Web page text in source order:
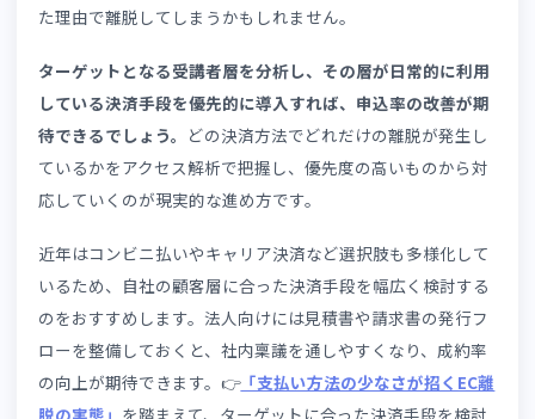
率が改善するケースは少なくありません。加えて、自動入
率を下げるうえで欠かせない要素です。入力中にエラーが
生した際のメッセージを分かりやすくすることも、離脱防
の重要なポイントです。
4. 改善ポイント③：決済方法のミスマッチ
離脱を招いていないか
SaaS型eラーニングでは、支払い方法の選択肢が少ないこ
もカゴ落ちの要因です。
個人はクレジットカードやスマ